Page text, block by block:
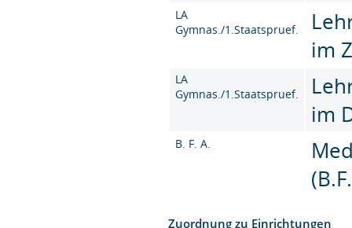
LA
Gymnas./1.Staatspruef.
im
LA
Gymnas./1.Staatspruef.
im
B. F. A.
Zuordnung zu Einrichtungen